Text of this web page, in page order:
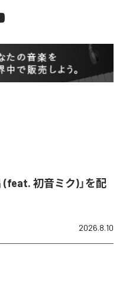
(feat. 初音ミク)」を配
2026.8.10